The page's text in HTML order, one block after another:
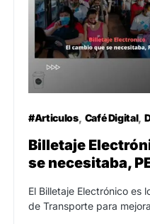
#Articulos Café Digital
Billetaje
se necesitaba,
El Billetaje Electrónico es
de Transporte para